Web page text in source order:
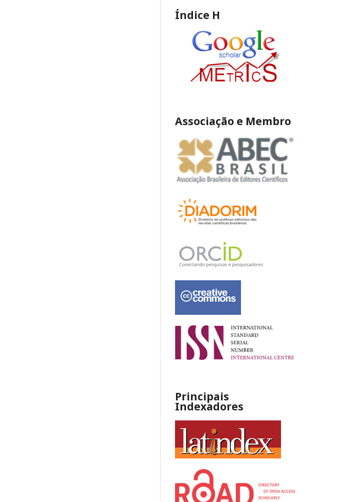
Índice H
Associação e Membro
Principais
Indexadores